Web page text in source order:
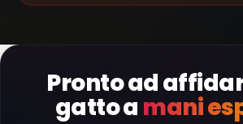
Pronto ad
gatto a mani